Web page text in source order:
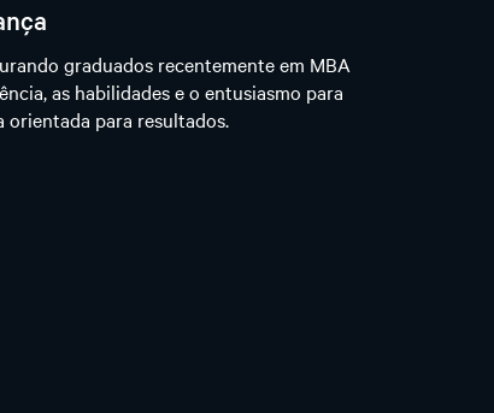
graduados recentemente em MBA
as habilidades e o entusiasmo para
orientada para resultados.